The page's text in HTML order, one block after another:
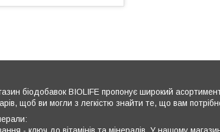
біодобавок BIOLIFE пропонує широкий
щоб ви могли з легкістю знайти те, що вам
- ключ до вітамінів та мінералів. У нашому